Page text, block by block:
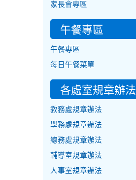
家長會專區
午餐專區
午餐專區
每日午餐菜單
各處室規章辦法
教務處規章辦法
學務處規章辦法
總務處規章辦法
輔導室規章辦法
人事室規章辦法